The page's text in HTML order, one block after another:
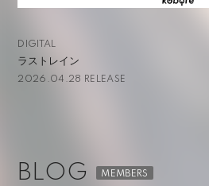
DIGITAL
ラストレイン
2026.04.28 RELEASE
BLOG